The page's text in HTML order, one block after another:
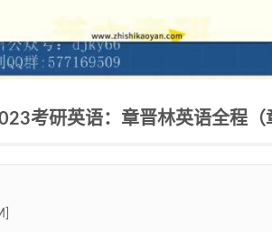
考研英语：章晋林英语全程（